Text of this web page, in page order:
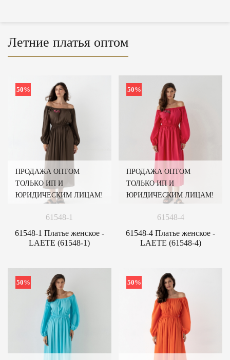
Летние платья оптом
50%
ПРОДАЖА ОПТОМ
ТОЛЬКО ИП И
ЮРИДИЧЕСКИМ ЛИЦАМ!
61548-1
61548-1 Платье женское -
LAETE (61548-1)
50%
ПРОДАЖА ОПТОМ
ТОЛЬКО ИП И
ЮРИДИЧЕСКИМ ЛИЦАМ!
61548-4
61548-4 Платье женское -
LAETE (61548-4)
50% 50%